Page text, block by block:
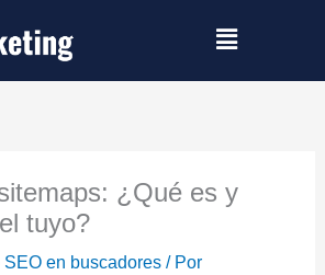
¿Qué es y
tuyo?
en buscadores/ Por